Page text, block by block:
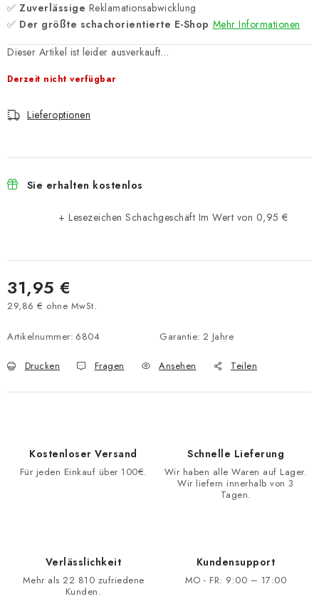
✅ Zuverlässige Reklamationsabwicklung
✅ Der größte schachorientierte E-Shop Mehr Informationen
Dieser Artikel ist leider ausverkauft…
Derzeit nicht verfügbar
Lieferoptionen
Sie erhalten kostenlos
+ Lesezeichen Schachgeschäft Im Wert von 0,95 €
31,95 €
29,86 € ohne MwSt.
Artikelnummer: 6804 Garantie: 2 Jahre
Drucken Fragen Ansehen Teilen
Kostenloser Versand
Für jeden Einkauf über 100€.
Schnelle Lieferung
Wir haben alle Waren auf Lager.
Wir liefern innerhalb von 3
Tagen.
Verlässlichkeit
Mehr als 22 810 zufriedene
Kunden.
Kundensupport
MO - FR: 9:00 – 17:00